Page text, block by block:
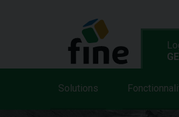
Solutions